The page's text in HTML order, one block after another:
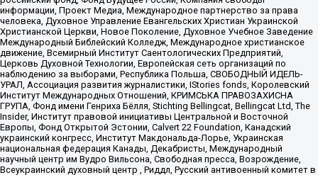
информации, Проект Медиа, Международное партнерство за права
человека, Духовное Управление Евангельских Христиан Украинской
Христианской Церкви, Новое Поколение, Духовное Учебное Заведение
Международный Библейский Колледж, Международное христианское
движение, Всемирный Институт Саентологических Предприятий,
Церковь Духовной Технологии, Европейская сеть организаций по
наблюдению за выборами, Республика Польша, СВОБОДНЫЙ ИДЕЛЬ-
УРАЛ, Ассоциация развития журналистики, IStories fonds, Королевский
Институт Международных Отношений, КРИМСЬКА ПРАВОЗАХИСНА
ГРУПА, Фонд имени Генриха Бёлля, Stichting Bellingcat, Bellingcat Ltd, The
Insider, Институт правовой инициативы Центральной и Восточной
Европы, Фонд Открытой Эстонии, Calvert 22 Foundation, Канадский
украинский конгресс, Институт Макдональда-Лорье, Украинская
национальная федерация Канады, Декабристы, Международный
научный центр им Вудро Вильсона, Свободная пресса, Возрождение,
Всеукраинский духовный центр , Риддл, Русский антивоенный комитет в